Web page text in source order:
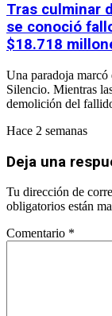
Tras culminar
se conoció
$18.718
Una paradoja marcó
Silencio. Mientras
demolición del
Hace 2 semanas
Deja una
Tu dirección de
obligatorios están
Comentario *